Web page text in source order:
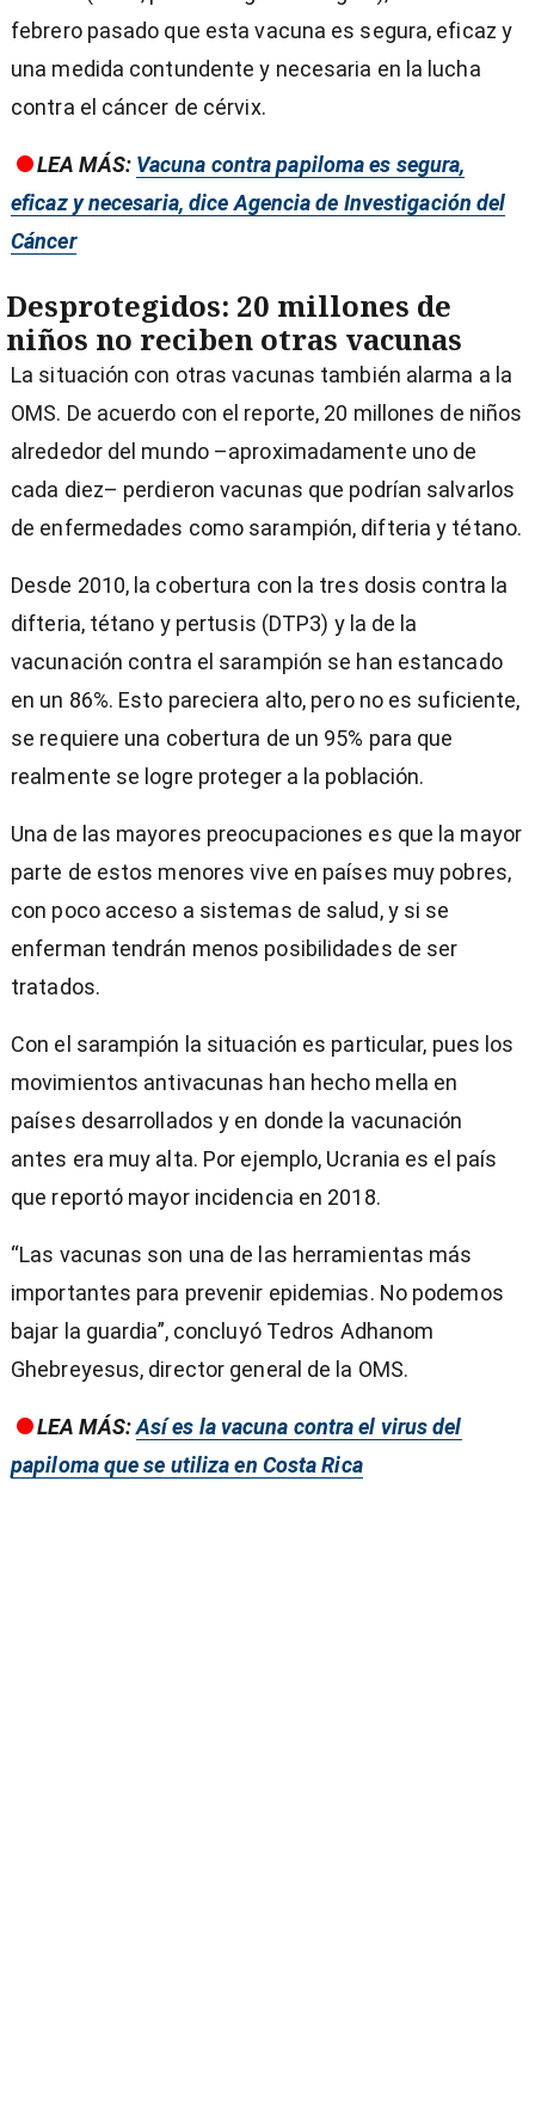
febrero pasado que esta vacuna es segura, eficaz y
una medida contundente y necesaria en la lucha
contra el cáncer de cérvix.
LEA MÁS: Vacuna contra papiloma es segura,
eficaz y necesaria, dice Agencia de Investigación del
Cáncer
Desprotegidos: 20 millones de
niños no reciben otras vacunas
La situación con otras vacunas también alarma a la
OMS. De acuerdo con el reporte, 20 millones de niños
alrededor del mundo –aproximadamente uno de
cada diez– perdieron vacunas que podrían salvarlos
de enfermedades como sarampión, difteria y tétano.
Desde 2010, la cobertura con la tres dosis contra la
difteria, tétano y pertusis (DTP3) y la de la
vacunación contra el sarampión se han estancado
en un 86%. Esto pareciera alto, pero no es suficiente,
se requiere una cobertura de un 95% para que
realmente se logre proteger a la población.
Una de las mayores preocupaciones es que la mayor
parte de estos menores vive en países muy pobres,
con poco acceso a sistemas de salud, y si se
enferman tendrán menos posibilidades de ser
tratados.
Con el sarampión la situación es particular, pues los
movimientos antivacunas han hecho mella en
países desarrollados y en donde la vacunación
antes era muy alta. Por ejemplo, Ucrania es el país
que reportó mayor incidencia en 2018.
“Las vacunas son una de las herramientas más
importantes para prevenir epidemias. No podemos
bajar la guardia”, concluyó Tedros Adhanom
Ghebreyesus, director general de la OMS.
LEA MÁS:Así es la vacuna contra el virus del
papiloma que se utiliza en Costa Rica